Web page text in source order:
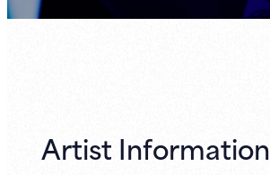
Artist Information